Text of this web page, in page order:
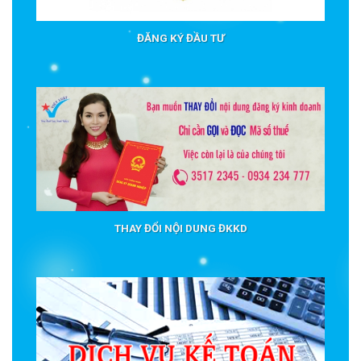
ĐĂNG KÝ ĐẦU TƯ
THAY ĐỔI NỘI DUNG ĐKKD